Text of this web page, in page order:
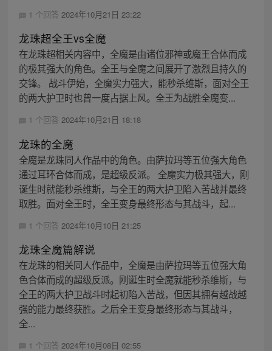
1 个回答 2024年10月21日 23:22
龙珠超全王vs全魔
在龙珠超相关内容中，全魔是由诸位邪神或魔王合体而成
的极其强大的角色。全王与全魔之间展开了激烈且持久的
交锋。 战斗伊始，全魔实力强大，能秒杀维斯，面对全王
的两大护卫时也曾一度占据上风。全王为战胜全魔变...
1 个回答 2024年10月21日 18:18
龙珠的全魔
全魔是龙珠同人作品中的角色。由萨拉玛等五位强大角色
通过耳环合体而成，是超级反派。 全魔实力极其强大，刚
诞生时就能秒杀维斯，与全王的两大护卫陷入苦战并最终
取胜。面对全王时，全王变身最终形态与其战斗，起...
1 个回答 2024年10月10日 21:25
龙珠全魔篇解说
在龙珠的相关同人作品中，全魔是由萨拉玛等五位强大角
色合体而成的超级反派。刚诞生时全魔就能秒杀维斯，与
全王的两大护卫战斗时起初陷入苦战，但因其拥有越战越
强的能力最终获胜。之后全王变身最终形态与其战斗，
全...
1 个回答 2024年10月08日 02:55